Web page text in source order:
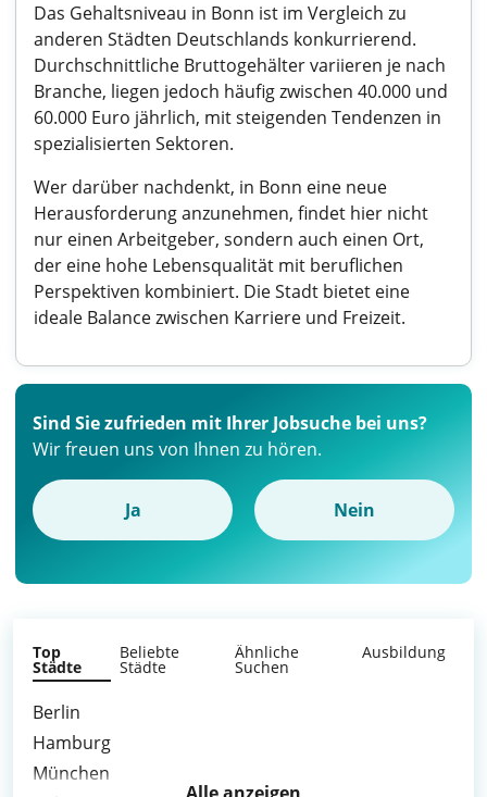
Das Gehaltsniveau in Bonn ist im Vergleich zu
anderen Städten Deutschlands konkurrierend.
Durchschnittliche Bruttogehälter variieren je nach
Branche, liegen jedoch häufig zwischen 40.000 und
60.000 Euro jährlich, mit steigenden Tendenzen in
spezialisierten Sektoren.
Wer darüber nachdenkt, in Bonn eine neue
Herausforderung anzunehmen, findet hier nicht
nur einen Arbeitgeber, sondern auch einen Ort,
der eine hohe Lebensqualität mit beruflichen
Perspektiven kombiniert. Die Stadt bietet eine
ideale Balance zwischen Karriere und Freizeit.
Sind Sie zufrieden mit Ihrer Jobsuche bei uns?
Wir freuen uns von Ihnen zu hören.
Ja Nein
Top
Städte
Beliebte
Städte
Ähnliche
Suchen
Ausbildung
Berlin
Hamburg
München